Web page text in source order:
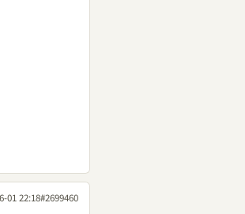
01 22:18#2699460